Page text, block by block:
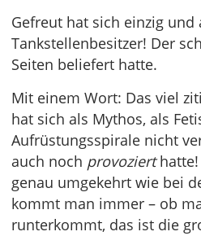
Gefreut hat sich einzig und
Tankstellenbesitzer! Der
Seiten beliefert hatte.
Mit einem Wort: Das viel
hat sich als Mythos, als
Aufrüstungsspirale nicht
auch noch provozierthatte!
genau umgekehrt wie bei
kommt man immer – ob
runterkommt, das ist die